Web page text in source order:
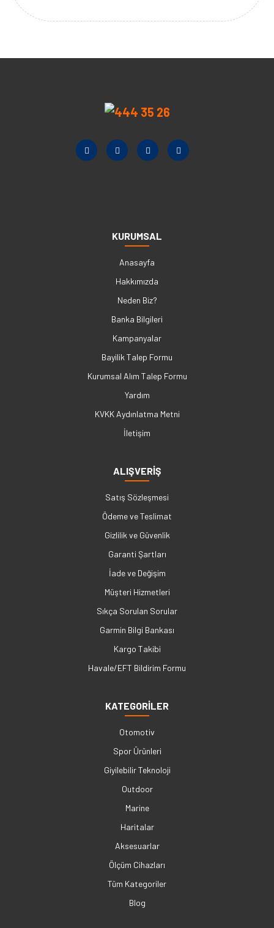
KURUMSAL
Anasayfa
Hakkımızda
Neden Biz?
Banka Bilgileri
Kampanyalar
Bayilik Talep Formu
Kurumsal Alım Talep Formu
Yardım
KVKK Aydınlatma Metni
İletişim
ALIŞVERİŞ
Satış Sözleşmesi
Ödeme ve Teslimat
Gizlilik ve Güvenlik
Garanti Şartları
İade ve Değişim
Müşteri Hizmetleri
Sıkça Sorulan Sorular
Garmin Bilgi Bankası
Kargo Takibi
Havale/EFT Bildirim Formu
KATEGORİLER
Otomotiv
Spor Ürünleri
Giyilebilir Teknoloji
Outdoor
Marine
Haritalar
Aksesuarlar
Ölçüm Cihazları
Tüm Kategoriler
Blog